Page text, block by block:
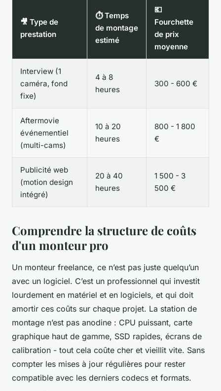
🎥 Type de
prestation
⏱️ Temps
de montage
estimé
💶
Fourchette
de prix
moyenne
Interview (1
caméra, fond
fixe)
4 à 8
heures
300 - 600 €
Aftermovie
événementiel
(multi-cams)
10 à 20
heures
800 - 1 800
€
Publicité web
(motion design
intégré)
20 à 40
heures
1 500 - 3
500 €
Comprendre la structure de coûts
d'un monteur pro
Un monteur freelance, ce n’est pas juste quelqu’un
avec un logiciel. C’est un professionnel qui investit
lourdement en matériel et en logiciels, et qui doit
amortir ces coûts sur chaque projet. La station de
montage n’est pas anodine : CPU puissant, carte
graphique haut de gamme, SSD rapides, écrans de
calibration - tout cela coûte cher et vieillit vite. Sans
compter les mises à jour régulières pour rester
compatible avec les derniers codecs et formats.